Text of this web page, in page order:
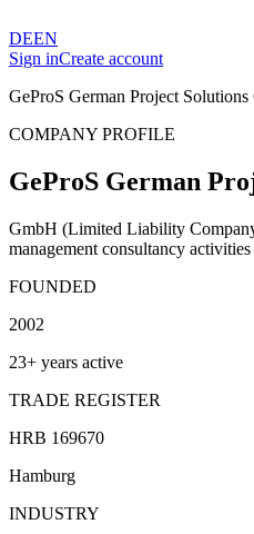
DEEN
Sign inCreate account
GeProS German Project
COMPANY PROFILE
GeProS German
GmbH (Limited Liability
management consultancy activities
FOUNDED
2002
23+ years active
TRADE REGISTER
HRB 169670
Hamburg
INDUSTRY